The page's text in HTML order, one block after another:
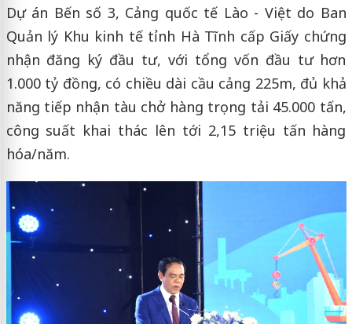
Dự án Bến số 3, Cảng quốc tế Lào - Việt do Ban
Quản lý Khu kinh tế tỉnh Hà Tĩnh cấp Giấy chứng
nhận đăng ký đầu tư, với tổng vốn đầu tư hơn
1.000 tỷ đồng, có chiều dài cầu cảng 225m, đủ khả
năng tiếp nhận tàu chở hàng trọng tải 45.000 tấn,
công suất khai thác lên tới 2,15 triệu tấn hàng
hóa/năm.